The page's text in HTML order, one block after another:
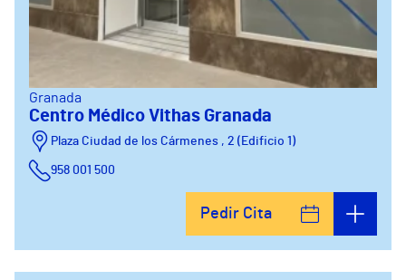
Granada
Centro Médico Vithas Granada
Plaza Ciudad de los Cármenes , 2 (Edificio 1)
958 001 500
Pedir Cita